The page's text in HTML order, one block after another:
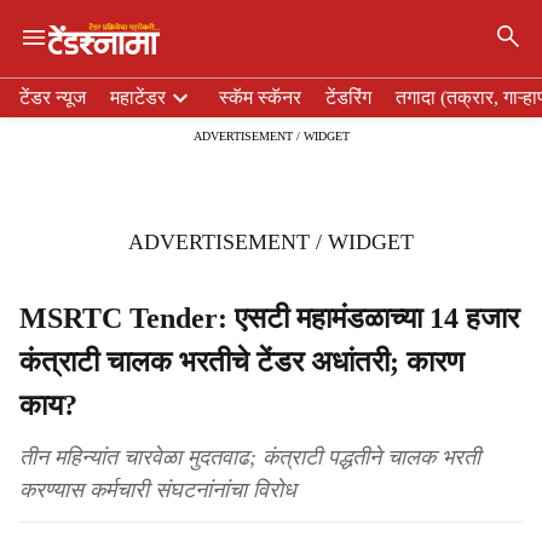
e
टेंडर न्यूज महाटेंडर स्कॅम स्कॅनर टेंडरिंग तगादा (तक्रार,
ADVERTISEMENT / WIDGET
ADVERTISEMENT / WIDGET
MSRTC Tender: एसटी महामंडळाच्या 14 हजार
कंत्राटी चालक भरतीचे टेंडर अधांतरी; कारण
काय?
तीन महिन्यांत चारवेळा मुदतवाढ; कंत्राटी पद्धतीने चालक भरती
करण्यास कर्मचारी संघटनांनांचा विरोध